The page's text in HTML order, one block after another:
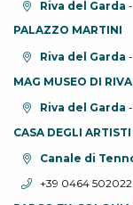
Località:Riva del Garda
PALAZZO MARTINI
Località:Riva del Garda
MAG MUSEO DI
Località:Riva del Garda
CASA DEGLI
Località:Canale di
Telefono:
+39 0464 502022